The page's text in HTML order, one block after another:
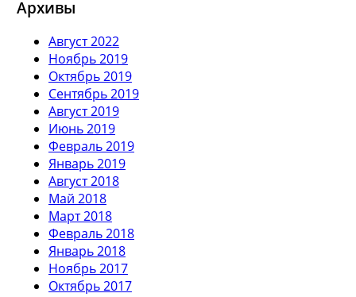
Архивы
Август 2022
Ноябрь 2019
Октябрь 2019
Сентябрь 2019
Август 2019
Июнь 2019
Февраль 2019
Январь 2019
Август 2018
Май 2018
Март 2018
Февраль 2018
Январь 2018
Ноябрь 2017
Октябрь 2017